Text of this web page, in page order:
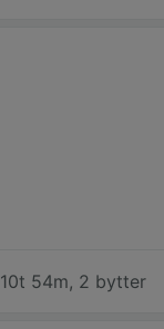
10t 54m, 2 bytter